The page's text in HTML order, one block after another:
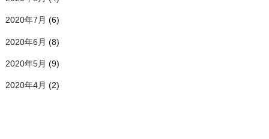
2020年7月 (6)
2020年6月 (8)
2020年5月 (9)
2020年4月 (2)